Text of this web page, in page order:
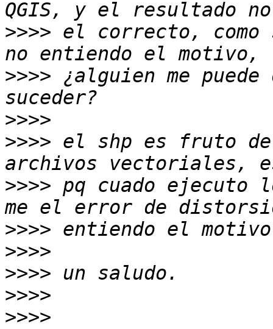
>>>> el correcto, como
>>>> ¿alguien me
>>>>
>>>> el shp es fruto
>>>> pq cuado ejecuto
>>>>
>>>>
>>>>
>>>>
>>>>